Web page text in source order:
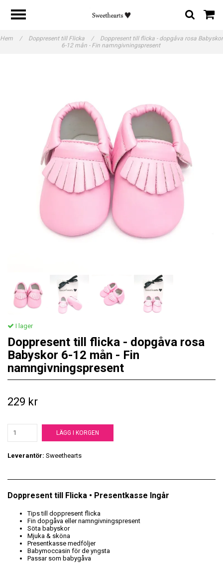
Hem / Doppresent till Flicka /
Doppresent till flicka - dopgåva rosa Babyskor
6-12 mån - Fin namngivningspresent
I lager
Doppresent till flicka - dopgåva rosa
Babyskor 6-12 mån - Fin
namngivningspresent
229 kr
LÄGG I KORGEN
Leverantör: Sweethearts
Doppresent till Flicka • Presentkasse Ingår
Tips till doppresent flicka
Fin dopgåva eller namngivningspresent
Söta babyskor
Mjuka & sköna
Presentkasse medföljer
Babymoccasin för de yngsta
Passar som babygåva